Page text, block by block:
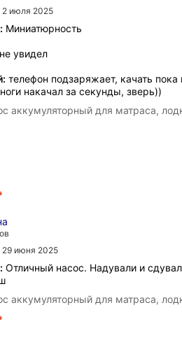
2 июля 2025
Миниатюрность
не увидел
телефон подзаряжает, качать
накачал за секунды, зверь))
аккумуляторный для матраса,
29 июня 2025
Отличный насос. Надували и
аккумуляторный для матраса,